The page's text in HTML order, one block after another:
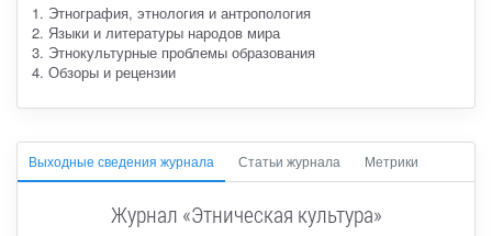
1. Этнография, этнология и антропология
2. Языки и литературы народов мира
3. Этнокультурные проблемы образования
4. Обзоры и рецензии
Выходные сведения журнала Статьи журнала Метрики
Журнал «Этническая культура»